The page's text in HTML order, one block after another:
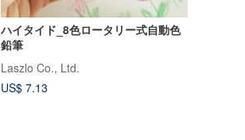
ハイタイド_8色ロータリー式自動色
鉛筆
Laszlo Co., Ltd.
US$ 7.13